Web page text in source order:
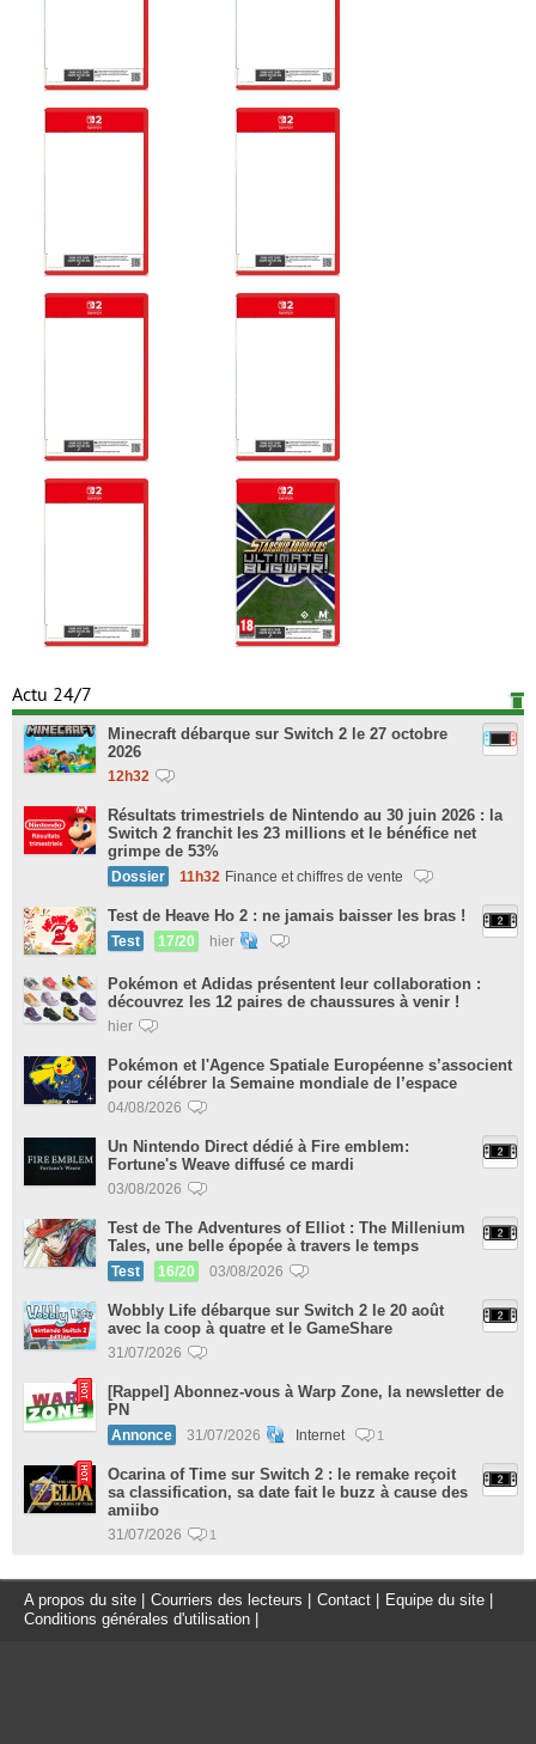
Actu 24/7
Minecraft débarque sur Switch 2 le 27 octobre
2026
12h32
Résultats trimestriels de Nintendo au 30 juin 2026 : la
Switch 2 franchit les 23 millions et le bénéfice net
grimpe de 53%
Dossier 11h32 Finance et chiffres de vente
Test de Heave Ho 2 : ne jamais baisser les bras !
Test 17/20 hier
Pokémon et Adidas présentent leur collaboration :
découvrez les 12 paires de chaussures à venir !
hier
Pokémon et l'Agence Spatiale Européenne s’associent
pour célébrer la Semaine mondiale de l’espace
04/08/2026
Un Nintendo Direct dédié à Fire emblem:
Fortune's Weave diffusé ce mardi
03/08/2026
Test de The Adventures of Elliot : The Millenium
Tales, une belle épopée à travers le temps
Test 16/20 03/08/2026
Wobbly Life débarque sur Switch 2 le 20 août
avec la coop à quatre et le GameShare
31/07/2026
[Rappel] Abonnez-vous à Warp Zone, la newsletter de
PN
Annonce 31/07/2026 Internet 1
Ocarina of Time sur Switch 2 : le remake reçoit
sa classification, sa date fait le buzz à cause des
amiibo
31/07/2026 1
A propos du site Courriers des lecteurs Contact Equipe du site
Conditions générales d'utilisation